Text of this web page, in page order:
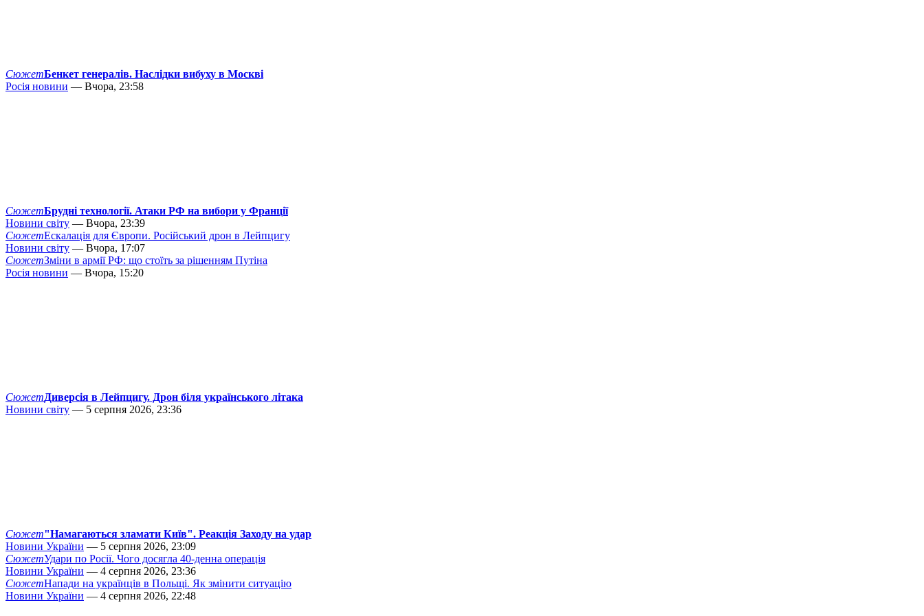
СюжетБенкет генералів. Наслідки вибуху в Москві
Росія новини — Вчора, 23:58
СюжетБрудні технології. Атаки РФ на вибори у Франції
Новини світу — Вчора, 23:39
СюжетЕскалація для Європи. Російський дрон в Лейпцигу
Новини світу — Вчора, 17:07
СюжетЗміни в армії РФ: що стоїть за рішенням Путіна
Росія новини — Вчора, 15:20
СюжетДиверсія в Лейпцигу. Дрон біля українського літака
Новини світу — 5 серпня 2026, 23:36
Сюжет"Намагаються зламати Київ". Реакція Заходу на удар
Новини України — 5 серпня 2026, 23:09
СюжетУдари по Росії. Чого досягла 40-денна операція
Новини України — 4 серпня 2026, 23:36
СюжетНапади на українців в Польщі. Як змінити ситуацію
Новини України — 4 серпня 2026, 22:48